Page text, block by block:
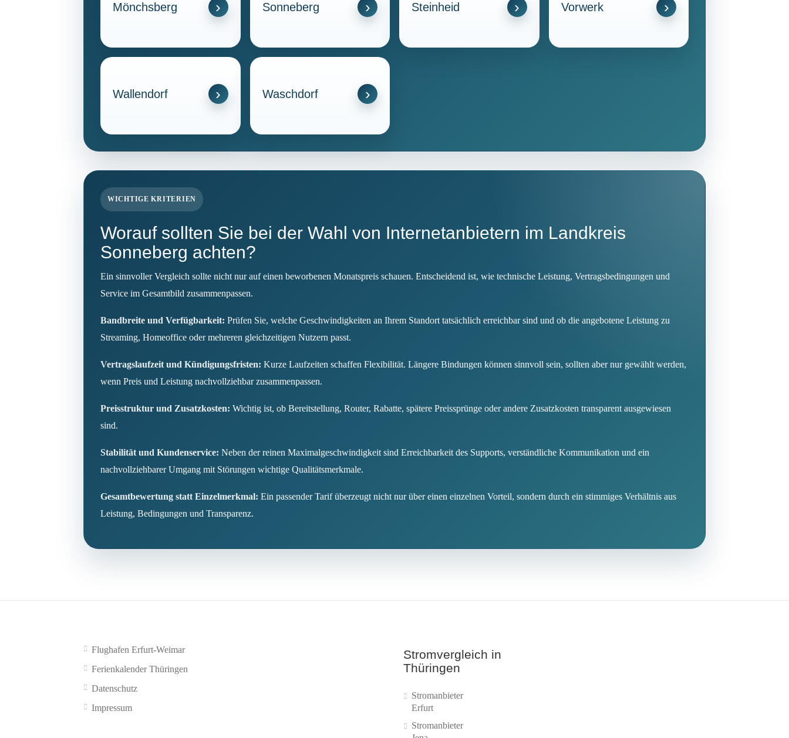
Mönchsberg Sonneberg Steinheid Vorwerk
Wallendorf Waschdorf
WICHTIGE KRITERIEN
Worauf sollten Sie bei der Wahl von Internetanbietern im Landkreis
Sonneberg achten?
Ein sinnvoller Vergleich sollte nicht nur auf einen beworbenen Monatspreis schauen. Entscheidend ist, wie technische Leistung, Vertragsbedingungen und
Service im Gesamtbild zusammenpassen.
Bandbreite und Verfügbarkeit: Prüfen Sie, welche Geschwindigkeiten an Ihrem Standort tatsächlich erreichbar sind und ob die angebotene Leistung zu
Streaming, Homeoffice oder mehreren gleichzeitigen Nutzern passt.
Vertragslaufzeit und Kündigungsfristen: Kurze Laufzeiten schaffen Flexibilität. Längere Bindungen können sinnvoll sein, sollten aber nur gewählt werden,
wenn Preis und Leistung nachvollziehbar zusammenpassen.
Preisstruktur und Zusatzkosten: Wichtig ist, ob Bereitstellung, Router, Rabatte, spätere Preissprünge oder andere Zusatzkosten transparent ausgewiesen
sind.
Stabilität und Kundenservice: Neben der reinen Maximalgeschwindigkeit sind Erreichbarkeit des Supports, verständliche Kommunikation und ein
nachvollziehbarer Umgang mit Störungen wichtige Qualitätsmerkmale.
Gesamtbewertung statt Einzelmerkmal: Ein passender Tarif überzeugt nicht nur über einen einzelnen Vorteil, sondern durch ein stimmiges Verhältnis aus
Leistung, Bedingungen und Transparenz.
Flughafen Erfurt-Weimar
Ferienkalender Thüringen
Datenschutz
Impressum
Stromvergleich in
Thüringen
Stromanbieter
Erfurt
Stromanbieter